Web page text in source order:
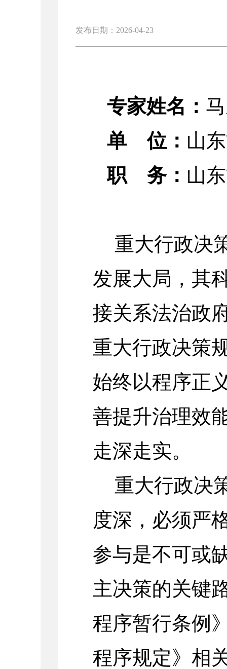
发布日期：2026-04-23
专家姓名：
单
位： 山
职
务： 山
重大行政决
发展大局，其
接关系法治政
重大行政决策
始终以程序正
善提升治理效
走深走实。
重大行政决
度深，必须严
参与是不可或
主决策的关键
程序暂行条例
程序规定》相